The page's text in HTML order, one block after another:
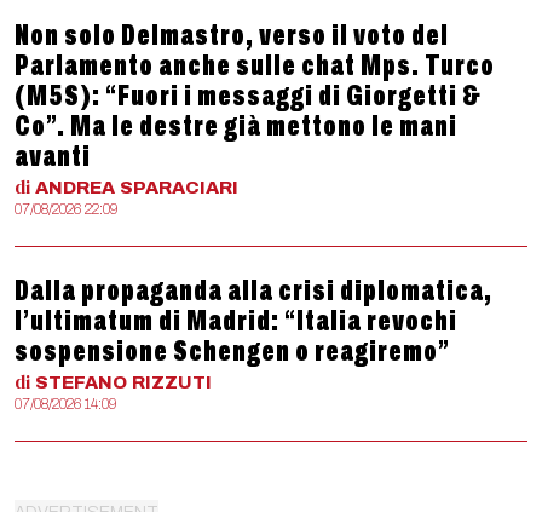
Non solo Delmastro, verso il voto del
Parlamento anche sulle chat Mps. Turco
(M5S): “Fuori i messaggi di Giorgetti &
Co”. Ma le destre già mettono le mani
avanti
di ANDREA SPARACIARI
07/08/2026 22:09
Dalla propaganda alla crisi diplomatica,
l’ultimatum di Madrid: “Italia revochi
sospensione Schengen o reagiremo”
di STEFANO RIZZUTI
07/08/2026 14:09